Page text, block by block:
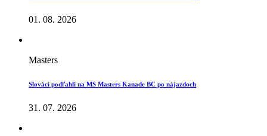
01. 08. 2026
Masters
Slováci podľahli na MS Masters Kanade BC po nájazdoch
31. 07. 2026